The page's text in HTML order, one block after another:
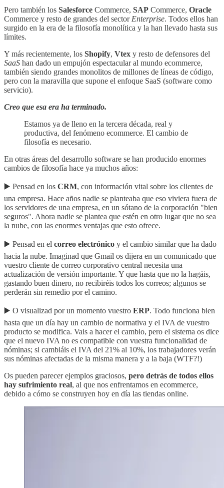
Pero también los Salesforce Commerce, SAP Commerce, Oracle
Commerce y resto de grandes del sector Enterprise. Todos ellos han
surgido en la era de la filosofía monolítica y la han llevado hasta sus
límites.
Y más recientemente, los Shopify, Vtex y resto de defensores del
SaaS han dado un empujón espectacular al mundo ecommerce,
también siendo grandes monolitos de millones de líneas de código,
pero con la maravilla que supone el enfoque SaaS (software como
servicio).
Creo que esa era ha terminado.
Estamos ya de lleno en la tercera década, real y
productiva, del fenómeno ecommerce. El cambio de
filosofía es necesario.
En otras áreas del desarrollo software se han producido enormes
cambios de filosofía hace ya muchos años:
▶️ Pensad en los CRM, con información vital sobre los clientes de
una empresa. Hace años nadie se planteaba que eso viviera fuera de
los servidores de una empresa, en un sótano de la corporación "bien
seguros". Ahora nadie se plantea que estén en otro lugar que no sea
la nube, con las enormes ventajas que esto ofrece.
▶️ Pensad en el correo electrónico y el cambio similar que ha dado
hacia la nube. Imaginad que Gmail os dijera en un comunicado que
vuestro cliente de correo corporativo central necesita una
actualización de versión importante. Y que hasta que no la hagáis,
gastando buen dinero, no recibiréis todos los correos; algunos se
perderán sin remedio por el camino.
▶️ O visualizad por un momento vuestro ERP. Todo funciona bien
hasta que un día hay un cambio de normativa y el IVA de vuestro
producto se modifica. Vais a hacer el cambio, pero el sistema os dice
que el nuevo IVA no es compatible con vuestra funcionalidad de
nóminas; si cambiáis el IVA del 21% al 10%, los trabajadores verán
sus nóminas afectadas de la misma manera y a la baja (WTF?!)
Os pueden parecer ejemplos graciosos, pero detrás de todos ellos
hay sufrimiento real, al que nos enfrentamos en ecommerce,
debido a cómo se construyen hoy en día las tiendas online.